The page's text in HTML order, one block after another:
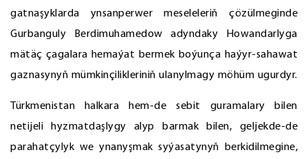
gatnaşyklarda ynsanperwer meseleleriň çözülmeginde
Gurbanguly Berdimuhamedow adyndaky Howandarlyga
mätäç çagalara hemaýat bermek boýunça haýyr-sahawat
gaznasynyň mümkinçilikleriniň ulanylmagy möhüm ugurdyr.
Türkmenistan halkara hem-de sebit guramalary bilen
netijeli hyzmatdaşlygy alyp barmak bilen, geljekde-de
parahatçylyk we ynanyşmak syýasatynyň berkidilmegine,